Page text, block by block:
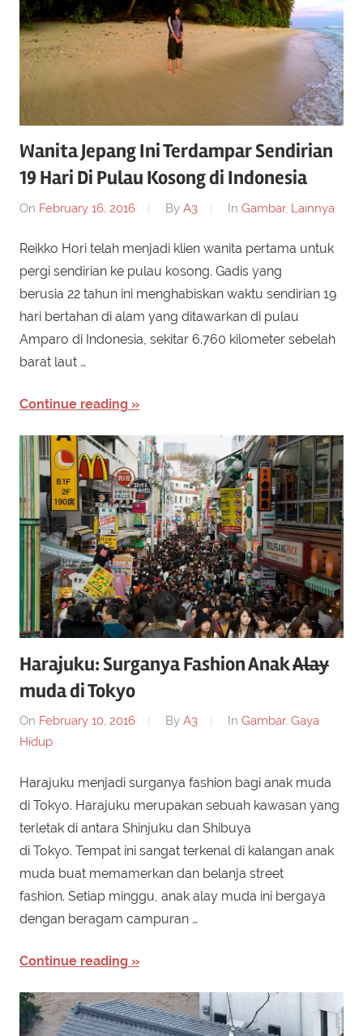
Wanita Jepang Ini Terdampar Sendirian
19 Hari Di Pulau Kosong di Indonesia
On February 16, 2016 By A3 In Gambar, Lainnya
Reikko Hori telah menjadi klien wanita pertama untuk
pergi sendirian ke pulau kosong. Gadis yang
berusia 22 tahun ini menghabiskan waktu sendirian 19
hari bertahan di alam yang ditawarkan di pulau
Amparo di Indonesia, sekitar 6.760 kilometer sebelah
barat laut …
Continue reading
Harajuku: Surganya Fashion AnakAlay
muda di Tokyo
On February 10, 2016 By A3 In Gambar, Gaya
Hidup
Harajuku menjadi surganya fashion bagi anak muda
di Tokyo. Harajuku merupakan sebuah kawasan yang
terletak di antara Shinjuku dan Shibuya
di Tokyo. Tempat ini sangat terkenal di kalangan anak
muda buat memamerkan dan belanja street
fashion. Setiap minggu, anak alay muda ini bergaya
dengan beragam campuran …
Continue reading